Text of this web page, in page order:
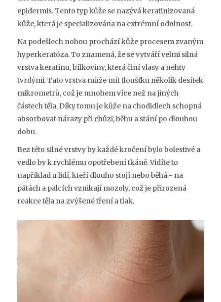
epidermis. Tento typ kůže se nazývákeratinizovaná
kůže, která je specializována na extrémní odolnost.
Na podešlech nohou prochází kůže procesem zvaným
hyperkeratóza. To znamená, že se vytváří velmi silná
vrstva keratinu, bílkoviny, která činí vlasy a nehty
tvrdými. Tato vrstva může mít tloušťku několik desítek
mikrometrů, což je mnohem více než na jiných
částech těla. Díky tomu je kůže na chodidlech schopná
absorbovat nárazy při chůzi, běhu a stání po dlouhou
dobu.
Bez této silné vrstvy by každé kročení bylo bolestivé a
vedlo by k rychlému opotřebení tkáně. Vidíte to
například u lidí, kteří dlouho stojí nebo běhá - na
pätách a palcích vznikají mozoly, což je přirozená
reakce těla na zvýšené tření a tlak.